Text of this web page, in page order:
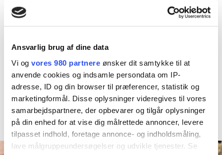
Ansvarlig brug af dine data
Vi og vores 980 partnere ønsker dit samtykke til at
anvende cookies og indsamle persondata om IP-
adresse, ID og din browser til præferencer, statistik og
marketingformål. Disse oplysninger videregives til vores
samarbejdspartnere, der opbevarer og tilgår oplysninger
på din enhed for at vise dig målrettede annoncer, levere
tilpasset indhold, foretage annonce- og indholdsmåling,
lave målgruppeundersøgelser og udvikle tjenester. Se
udenfor med børnene, hvor vi nyder den dejlige natur, mit
hjem er omgivet af. Vi mødes også flere gange i ugen med
på f.eks. ladepladsen eller en legeplads, eller vi besøger
hinanden.
Jeg har selv tre børn fra hhv. 2009, 2012 og 2020, også bor
jeg sammen med Morten, der er murermester.